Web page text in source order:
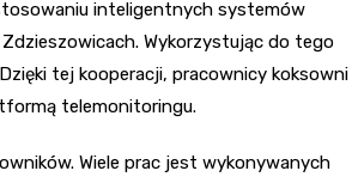
inteligentnych systemów
Wykorzystując do tego
tej kooperacji, pracownicy koksowni
telemonitoringu.
Wiele prac jest wykonywanych